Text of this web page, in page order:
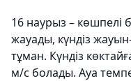
16 наурыз – көшпелі
жауады, күндіз
тұман. Күндіз
м/с болады. Ауа